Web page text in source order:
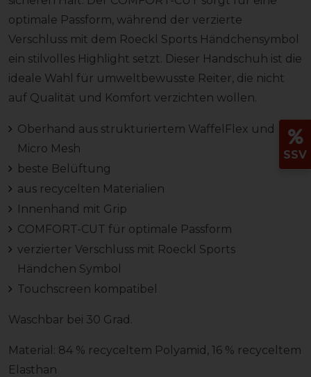
optimale Passform, während der verzierte
Verschluss mit dem Roeckl Sports Händchensymbol
ein stilvolles Highlight setzt. Dieser Handschuh ist die
ideale Wahl für umweltbewusste Reiter, die nicht
auf Qualität und Komfort verzichten wollen.
Oberhand aus strukturiertem WaffelFlex und
Micro Mesh
beste Belüftung
aus recycelten Materialien
Innenhand mit Grip
COMFORT-CUT für optimale Passform
verzierter Verschluss mit Roeckl Sports
Händchen Symbol
Touchscreen kompatibel
Waschbar bei 30 Grad.
Material: 84 % recyceltem Polyamid, 16 % recyceltem
Elasthan
SSV